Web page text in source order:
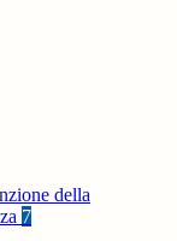
della
7